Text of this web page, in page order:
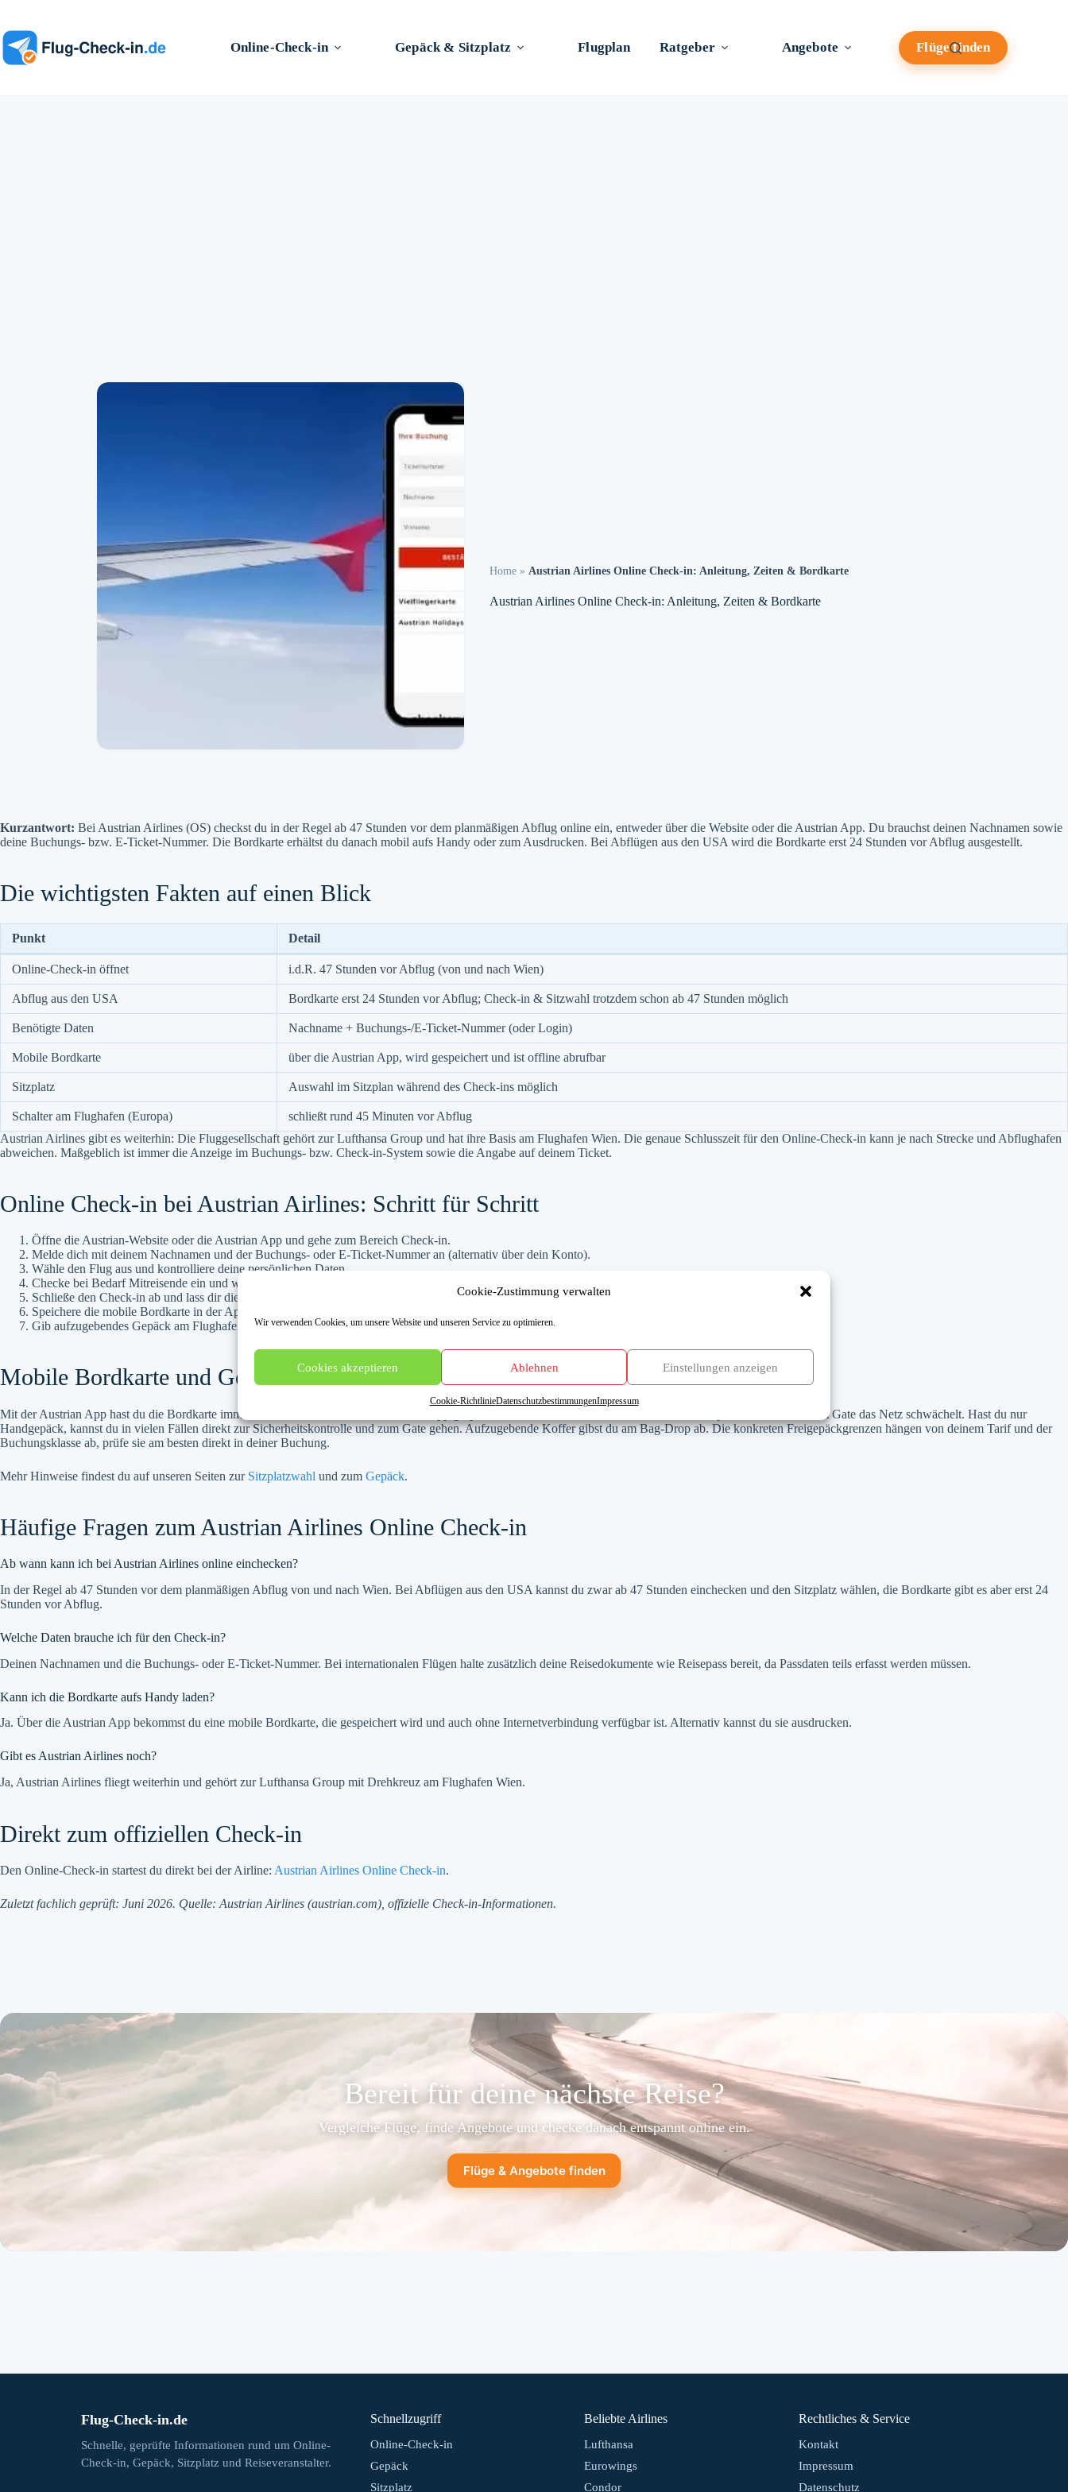
Cookie-Zustimmung verwalten
Wir verwenden Cookies, um unsere Website und unseren Service zu optimieren.
Cookies akzeptieren Ablehnen Einstellungen anzeigen
Cookie-RichtlinieDatenschutzbestimmungenImpressum
springen
Online-Check-in Gepäck & Sitzplatz Flugplan Ratgeber Angebote Flüge finden
Home » Austrian Airlines Online Check-in: Anleitung, Zeiten & Bordkarte
Austrian Airlines Online Check-in: Anleitung, Zeiten & Bordkarte
Kurzantwort: Bei Austrian Airlines (OS) checkst du in der Regel ab 47 Stunden vor dem planmäßigen Abflug online ein, entweder über die Website oder die Austrian App. Du brauchst deinen Nachnamen sowie
deine Buchungs- bzw. E-Ticket-Nummer. Die Bordkarte erhältst du danach mobil aufs Handy oder zum Ausdrucken. Bei Abflügen aus den USA wird die Bordkarte erst 24 Stunden vor Abflug ausgestellt.
Die wichtigsten Fakten auf einen Blick
Punkt Detail
Online-Check-in öffnet i.d.R. 47 Stunden vor Abflug (von und nach Wien)
Abflug aus den USA Bordkarte erst 24 Stunden vor Abflug; Check-in & Sitzwahl trotzdem schon ab 47 Stunden möglich
Benötigte Daten Nachname + Buchungs-/E-Ticket-Nummer (oder Login)
Mobile Bordkarte über die Austrian App, wird gespeichert und ist offline abrufbar
Sitzplatz Auswahl im Sitzplan während des Check-ins möglich
Schalter am Flughafen (Europa)
schließt rund 45 Minuten vor Abflug
Austrian Airlines gibt es weiterhin: Die Fluggesellschaft gehört zur Lufthansa Group und hat ihre Basis am Flughafen Wien. Die genaue Schlusszeit für den Online-Check-in kann je nach Strecke und Abflughafen
abweichen. Maßgeblich ist immer die Anzeige im Buchungs- bzw. Check-in-System sowie die Angabe auf deinem Ticket.
Online Check-in bei Austrian Airlines: Schritt für Schritt
Öffne die Austrian-Website oder die Austrian App und gehe zum Bereich Check-in.
Melde dich mit deinem Nachnamen und der Buchungs- oder E-Ticket-Nummer an (alternativ über dein Konto).
Wähle den Flug aus und kontrolliere deine persönlichen Daten.
Checke bei Bedarf Mitreisende ein und wähle im Sitzplan deinen Wunschsitzplatz.
Schließe den Check-in ab und lass dir die Bordkarte ausstellen.
Speichere die mobile Bordkarte in der App oder im Wallet, oder drucke sie aus.
Gib aufzugebendes Gepäck am Flughafen am Bag-Drop-Schalter ab.
Mobile Bordkarte und Gepäck
Mit der Austrian App hast du die Bordkarte immer dabei. Sie wird automatisch in der App gespeichert und lässt sich auch offline aufrufen, was praktisch ist, wenn am Gate das Netz schwächelt. Hast du nur
Handgepäck, kannst du in vielen Fällen direkt zur Sicherheitskontrolle und zum Gate gehen. Aufzugebende Koffer gibst du am Bag-Drop ab. Die konkreten Freigepäckgrenzen hängen von deinem Tarif und der
Buchungsklasse ab, prüfe sie am besten direkt in deiner Buchung.
Mehr Hinweise findest du auf unseren Seiten zur Sitzplatzwahl und zum Gepäck.
Häufige Fragen zum Austrian Airlines Online Check-in
Ab wann kann ich bei Austrian Airlines online einchecken?
In der Regel ab 47 Stunden vor dem planmäßigen Abflug von und nach Wien. Bei Abflügen aus den USA kannst du zwar ab 47 Stunden einchecken und den Sitzplatz wählen, die Bordkarte gibt es aber erst 24
Stunden vor Abflug.
Welche Daten brauche ich für den Check-in?
Deinen Nachnamen und die Buchungs- oder E-Ticket-Nummer. Bei internationalen Flügen halte zusätzlich deine Reisedokumente wie Reisepass bereit, da Passdaten teils erfasst werden müssen.
Kann ich die Bordkarte aufs Handy laden?
Ja. Über die Austrian App bekommst du eine mobile Bordkarte, die gespeichert wird und auch ohne Internetverbindung verfügbar ist. Alternativ kannst du sie ausdrucken.
Gibt es Austrian Airlines noch?
Ja, Austrian Airlines fliegt weiterhin und gehört zur Lufthansa Group mit Drehkreuz am Flughafen Wien.
Direkt zum offiziellen Check-in
Den Online-Check-in startest du direkt bei der Airline: Austrian Airlines Online Check-in.
Zuletzt fachlich geprüft: Juni 2026. Quelle: Austrian Airlines (austrian.com), offizielle Check-in-Informationen.
Bereit für deine nächste Reise?
Vergleiche Flüge, finde Angebote und checke danach entspannt online ein.
Flüge & Angebote finden
Flug-Check-in.de
Schnelle, geprüfte Informationen rund um Online-
Check-in, Gepäck, Sitzplatz und Reiseveranstalter.
Schnellzugriff
Online-Check-in
Gepäck
Sitzplatz
Beliebte Airlines
Lufthansa
Eurowings
Condor
Rechtliches & Service
Kontakt
Impressum
Datenschutz